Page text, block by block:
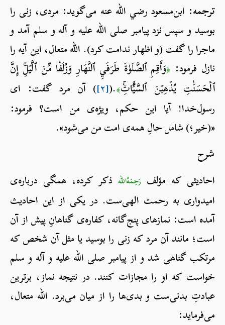
ترجمه: ابن‌مسعود رضي الله عنه می‌گوید: مردی، زنی را
بوسید و سپس نزد پیامبر صلی الله علیه و آله و سلم آمد و
ماجرا را گفت (و اظهار ندامت کرد). الله متعال، این آیه را
نازل فرمود: ﴿وَأَقِمِ ٱلصَّلَوٰةَ طَرَفَيِ ٱلنَّهَارِ وَزُلَفٗا مِّنَ ٱلَّيۡلِۚ إِنَّ
ٱلۡحَسَنَٰتِ يُذۡهِبۡنَ ٱلسَّيِّ‍َٔاتِۚ﴾.([۲] ) آن مرد گفت: ای
رسول‌خدا! آیا این حکم، ویژه‌ی من است؟ فرمود:
«(خیر؛) شامل حالِ همه‌ی امت من می‌شود».
شرح
احادیثی که مؤلف رَحِمَهُ‌الله ذکر کرده، همگی درباره‌ی
امیدواری به رحمت الهی‌ست. در یکی از این احادیث
آمده است: نمازهای پنج‌گانه، کفاره‌ی گناهانِ پیش از آن
است؛ مانند آن مرد که زنی را بوسید یا مثل آن شخص که
مرتکب گناهی شد و از پیامبر صلی الله علیه و آله و سلم
خواست که او را مجازات کنند. در نتیجه نماز، برترین
عبادتِ بدنی‌ست و بدی‌ها را از میان می‌برد. الله متعال،
می‌فرماید: